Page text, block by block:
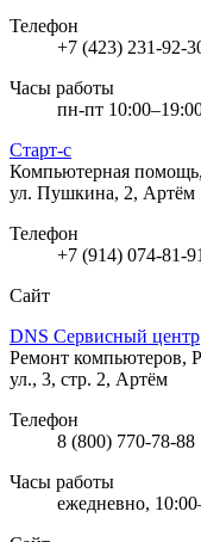
Телефон
+7 (423) 231-92-
Часы работы
пн-пт
Старт-с
Компьютерная
ул. Пушкина, 2, Артём
Телефон
+7 (914) 074-81-91
Сайт
DNS Сервисный центр
Ремонт компьютеров,
ул., 3, стр. 2, Артём
Телефон
8 (800) 770-78-88
Часы работы
ежедневно,